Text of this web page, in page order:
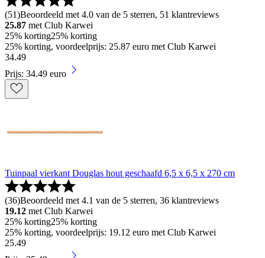
(51)Beoordeeld met 4.0 van de 5 sterren, 51 klantreviews
25.87 met Club Karwei
25% korting25% korting
25% korting, voordeelprijs: 25.87 euro met Club Karwei
34.49
Prijs: 34.49 euro
Tuinpaal vierkant Douglas hout geschaafd 6,5 x 6,5 x 270 cm
(36)Beoordeeld met 4.1 van de 5 sterren, 36 klantreviews
19.12 met Club Karwei
25% korting25% korting
25% korting, voordeelprijs: 19.12 euro met Club Karwei
25.49